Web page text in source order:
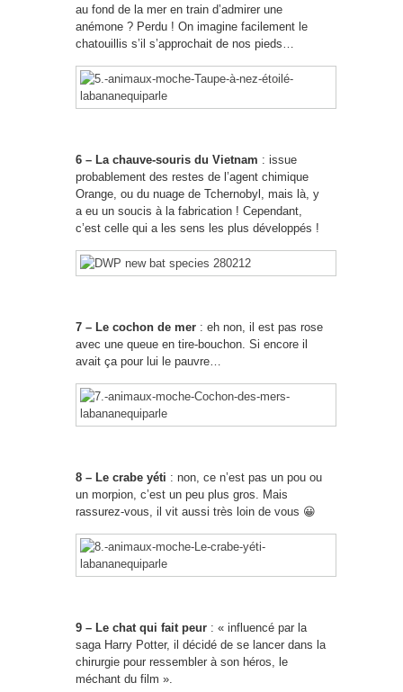
au fond de la mer en train d’admirer une
anémone ? Perdu ! On imagine facilement le
chatouillis s’il s’approchait de nos pieds…
6 – La chauve-souris du Vietnam : issue
probablement des restes de l’agent chimique
Orange, ou du nuage de Tchernobyl, mais là, y
a eu un soucis à la fabrication ! Cependant,
c’est celle qui a les sens les plus développés !
7 – Le cochon de mer : eh non, il est pas rose
avec une queue en tire-bouchon. Si encore il
avait ça pour lui le pauvre…
8 – Le crabe yéti : non, ce n’est pas un pou ou
un morpion, c’est un peu plus gros. Mais
rassurez-vous, il vit aussi très loin de vous 😀
9 – Le chat qui fait peur : « influencé par la
saga Harry Potter, il décidé de se lancer dans la
chirurgie pour ressembler à son héros, le
méchant du film ».